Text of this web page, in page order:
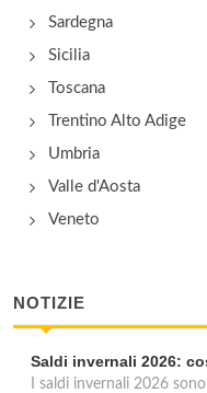
Sardegna
Sicilia
Toscana
Trentino Alto Adige
Umbria
Valle d'Aosta
Veneto
NOTIZIE
Saldi invernali 2026:
I saldi invernali 2026